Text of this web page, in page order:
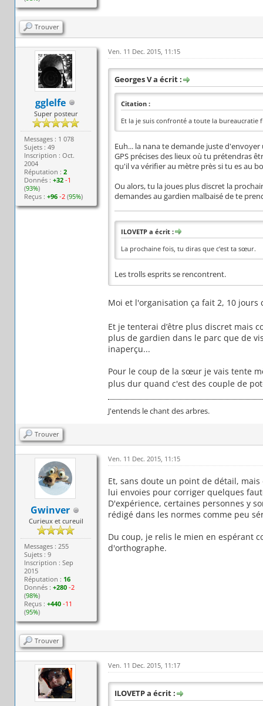
Trouver
gglelfe
Super posteur
Messages : 1 078
Sujets : 49
Inscription : Oct.
2004
Réputation :2
Donnés :+32 -1
(93%)
Reçus :+96 -2 (95%)
Ven. 11 Dec. 2015, 11:15
Georges V a écrit :
Citation :
Et la je suis confronté a toute la bureaucratie
Euh... la nana te demande juste
GPS précises des lieux où tu prétendras
qu'il va vérifier au mètre près si tu es au
Ou alors, tu la joues plus discret la
demandes au gardien malbaisé de te
ILOVETP a écrit :
La prochaine fois, tu diras que c'est ta sœur.
Les trolls esprits se rencontrent.
Moi et l'organisation ça fait 2, 10 jours
Et je tenterai d’être plus discret mais
plus de gardien dans le parc que de
inaperçu...
Pour le coup de la sœur je vais tente
plus dur quand c'est des couple de
J'entends le chant des arbres.
Trouver
Gwinver
Curieux et cureuil
Messages : 255
Sujets : 9
Inscription : Sep
2015
Réputation : 16
Donnés :+280 -2
(98%)
Reçus :+440 -11
(95%)
Ven. 11 Dec. 2015, 11:15
Et, sans doute un point de détail,
lui envoies pour corriger quelques
D'expérience, certaines personnes y
rédigé dans les normes comme peu
Du coup, je relis le mien en espérant
d'orthographe.
Trouver
Ven. 11 Dec. 2015, 11:17
ILOVETP a écrit :